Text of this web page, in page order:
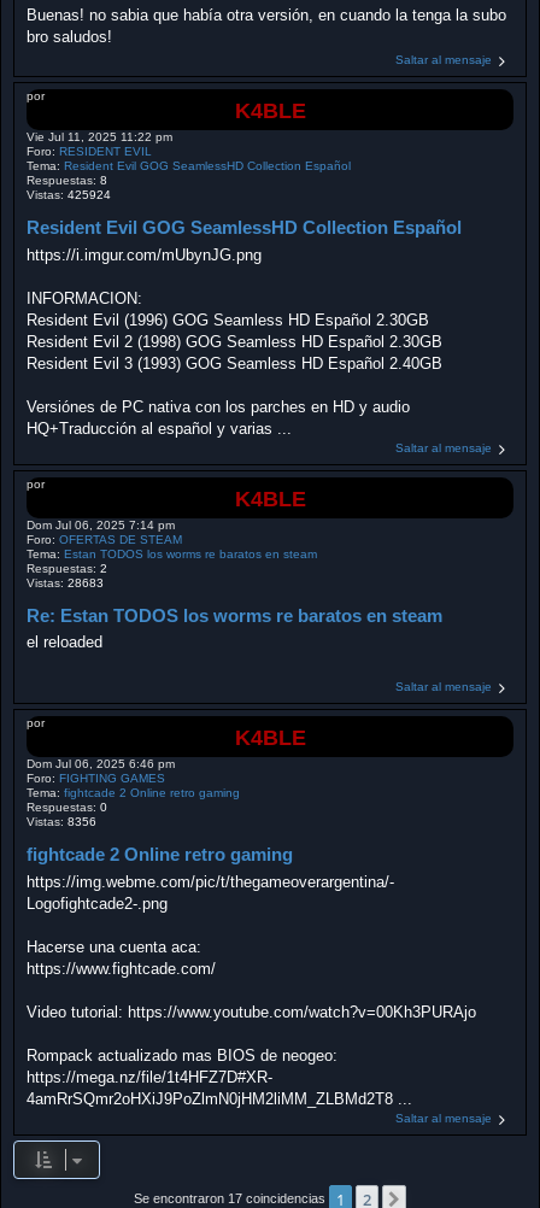
Buenas! no sabia que había otra versión, en cuando la tenga la subo
bro saludos!
Saltar al mensaje
por
K4BLE
Vie Jul 11, 2025 11:22 pm
Foro: RESIDENT EVIL
Tema: Resident Evil GOG SeamlessHD Collection Español
Respuestas: 8
Vistas: 425924
Resident Evil GOG SeamlessHD Collection Español
https://i.imgur.com/mUbynJG.png
INFORMACION:
Resident Evil (1996) GOG Seamless HD Español 2.30GB
Resident Evil 2 (1998) GOG Seamless HD Español 2.30GB
Resident Evil 3 (1993) GOG Seamless HD Español 2.40GB
Versiónes de PC nativa con los parches en HD y audio
HQ+Traducción al español y varias ...
Saltar al mensaje
por
K4BLE
Dom Jul 06, 2025 7:14 pm
Foro: OFERTAS DE STEAM
Tema: Estan TODOS los worms re baratos en steam
Respuestas: 2
Vistas: 28683
Re: Estan TODOS los worms re baratos en steam
el reloaded
Saltar al mensaje
por
K4BLE
Dom Jul 06, 2025 6:46 pm
Foro: FIGHTING GAMES
Tema: fightcade 2 Online retro gaming
Respuestas: 0
Vistas: 8356
fightcade 2 Online retro gaming
https://img.webme.com/pic/t/thegameoverargentina/-
Logofightcade2-.png
Hacerse una cuenta aca:
https://www.fightcade.com/
Video tutorial: https://www.youtube.com/watch?v=00Kh3PURAjo
Rompack actualizado mas BIOS de neogeo:
https://mega.nz/file/1t4HFZ7D#XR-
4amRrSQmr2oHXiJ9PoZlmN0jHM2liMM_ZLBMd2T8 ...
Saltar al mensaje
Se encontraron 17 coincidencias 1 2